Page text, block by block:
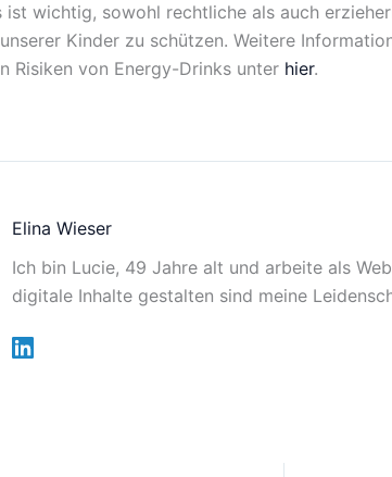
ist wichtig, sowohl rechtliche als auch
Kinder zu schützen. Weitere
Risiken von Energy-Drinks unter hier.
Elina Wieser
Ich bin Lucie, 49 Jahre alt und arbeite als
digitale Inhalte gestalten sind meine